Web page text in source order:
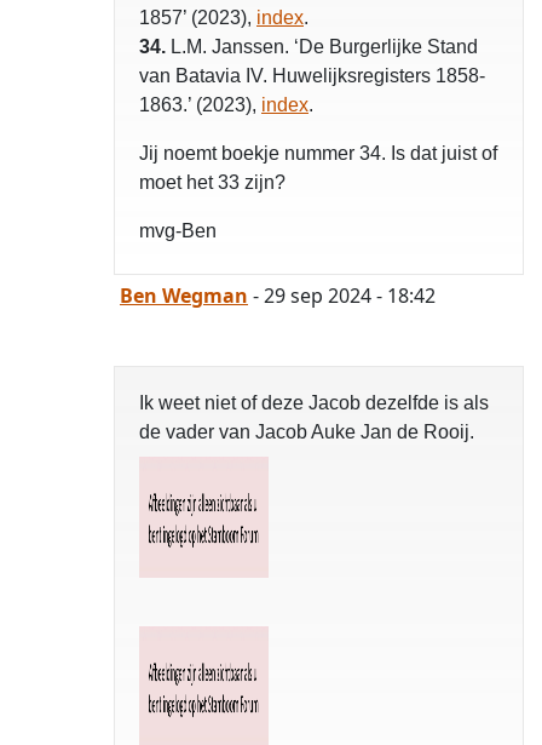
1857’ (2023), index.
34. L.M. Janssen. ‘De Burgerlijke Stand
van Batavia IV. Huwelijksregisters 1858-
1863.’ (2023), index.
Jij noemt boekje nummer 34. Is dat juist of
moet het 33 zijn?
mvg-Ben
Ben Wegman - 29 sep 2024 - 18:42
Ik weet niet of deze Jacob dezelfde is als
de vader van Jacob Auke Jan de Rooij.